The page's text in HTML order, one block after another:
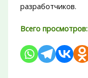
разработчиков.
Всего просмотров: